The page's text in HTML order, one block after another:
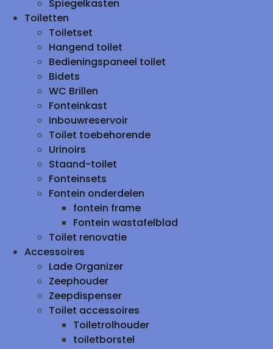
Spiegelkasten
Toiletten
Toiletset
Hangend toilet
Bedieningspaneel toilet
Bidets
WC Brillen
Fonteinkast
Inbouwreservoir
Toilet toebehorende
Urinoirs
Staand-toilet
Fonteinsets
Fontein onderdelen
fontein frame
Fontein wastafelblad
Toilet renovatie
Accessoires
Lade Organizer
Zeephouder
Zeepdispenser
Toilet accessoires
Toiletrolhouder
toiletborstel